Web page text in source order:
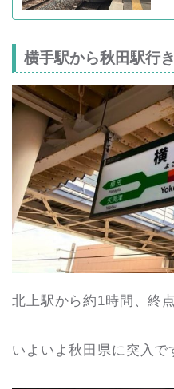
横手駅から秋田駅行
北上駅から約1時間、終
いよいよ秋田県に突入で